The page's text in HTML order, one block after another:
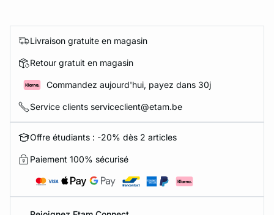
Livraison gratuite en magasin
Retour gratuit en magasin
Commandez aujourd'hui, payez dans 30j
Service clients serviceclient@etam.be
Offre étudiants : -20% dès 2 articles
Paiement 100% sécurisé